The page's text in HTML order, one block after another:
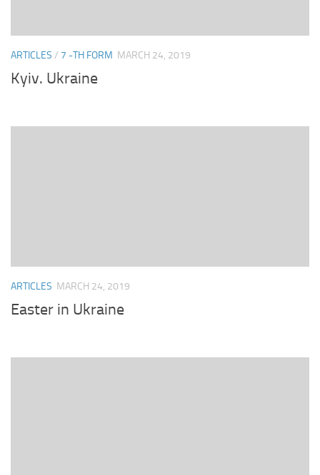
ARTICLES / 7 -TH FORM MARCH 24, 2019
Kyiv. Ukraine
ARTICLES MARCH 24, 2019
Easter in Ukraine